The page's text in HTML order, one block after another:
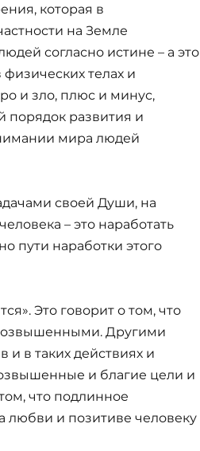
которая в
на Земле
согласно истине – а это
телах и
и зло, плюс и минус,
порядок развития и
мира людей
своей Души, на
– это наработать
пути наработки этого
Это говорит о том, что
Другими
и в таких действиях и
и благие цели и
что подлинное
любви и позитиве человеку